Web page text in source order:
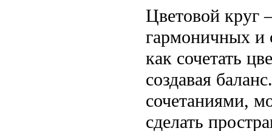
Цветовой круг
гармоничных и
как сочетать
создавая
сочетаниями,
сделать